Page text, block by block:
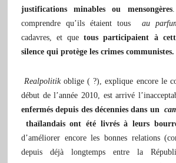
justifications minables ou mensongères
comprendre qu’ils étaient tous au
cadavres, et quetous participaient à
silence qui protège les crimes communistes.
Realpolitikoblige ( ?), explique encore le
début de l’année 2010, est arrivé
enfermés depuis des décennies dans un
thaïlandais ont été livrés à leurs
d’améliorer encore les bonnes relations
depuis déjà longtemps entre la